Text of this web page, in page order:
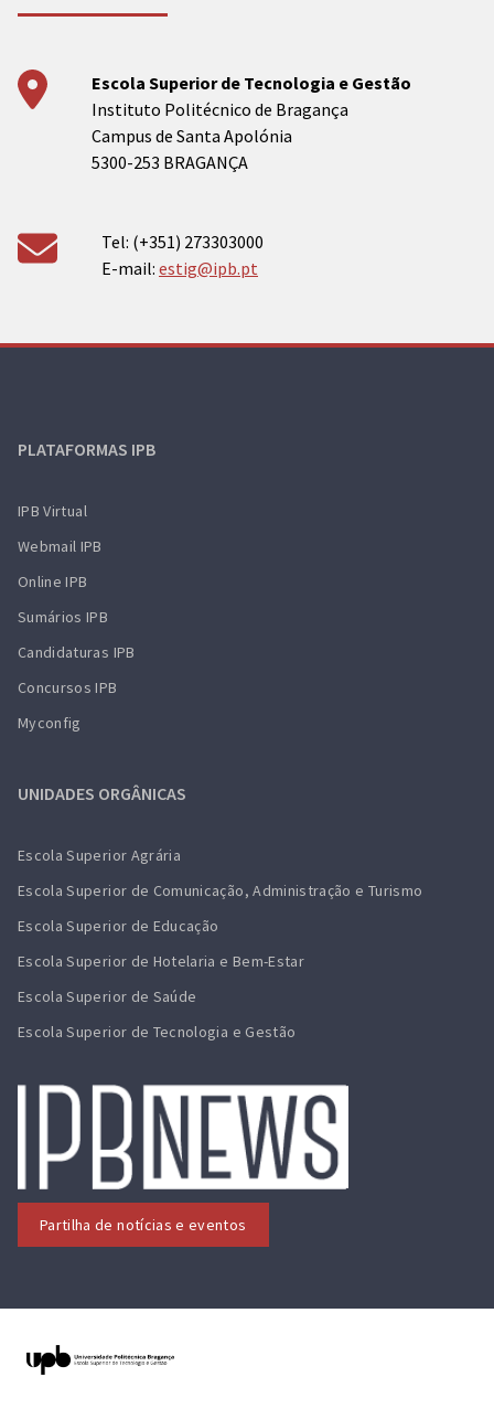
Escola Superior de Tecnologia e Gestão
Instituto Politécnico de Bragança
Campus de Santa Apolónia
5300-253 BRAGANÇA
Tel: (+351) 273303000
E-mail: estig@ipb.pt
PLATAFORMAS IPB
IPB Virtual
Webmail IPB
Online IPB
Sumários IPB
Candidaturas IPB
Concursos IPB
Myconfig
UNIDADES ORGÂNICAS
Escola Superior Agrária
Escola Superior de Comunicação, Administração e Turismo
Escola Superior de Educação
Escola Superior de Hotelaria e Bem-Estar
Escola Superior de Saúde
Escola Superior de Tecnologia e Gestão
Partilha de notícias e eventos